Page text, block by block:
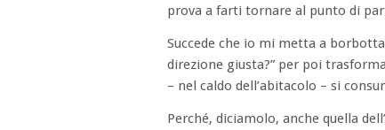
prova a farti tornare al punto di
Succede che io mi metta a
direzione giusta?” per poi
– nel caldo dell’abitacolo – si
Perché, diciamolo, anche quella